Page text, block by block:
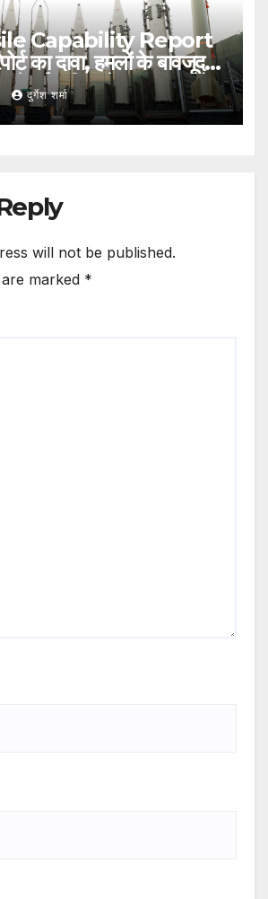
Capability Report
का दावा, हमलों के बावजूद
हुईं अधिक तेज, घातक और
दुर्गेश शर्मा
will not be published.
marked *